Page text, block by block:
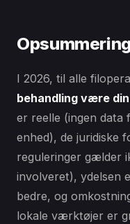
I 2026, til alle
behandling være
er reelle (ingen data
enhed), de juridiske
reguleringer gælder
involveret), ydelsen
bedre, og
lokale værktøjer er